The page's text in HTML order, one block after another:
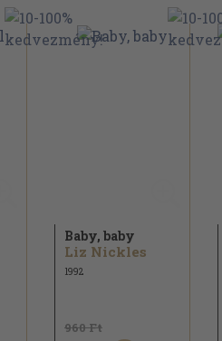
Baby, baby
Liz Nickles
1992
960 Ft